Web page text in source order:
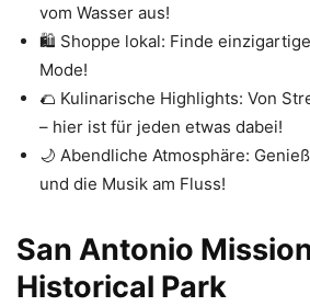
vom Wasser aus!
🛍️ Shoppe lokal: Finde
Mode!
🌮 Kulinarische Highlights: Von
– hier ist für jeden etwas dabei!
🌙 Abendliche Atmosphäre:
und die Musik am Fluss!
San Antonio
Historical Park